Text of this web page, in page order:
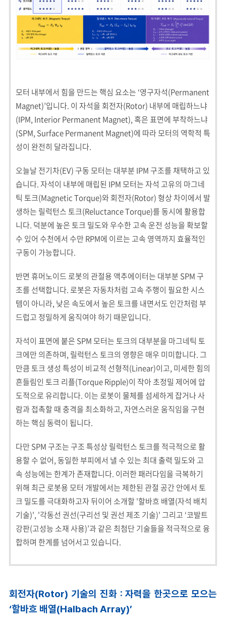
모터 내부에서 힘을 만드는 핵심 요소는 ‘영구자석(Permanent
Magnet)’입니다. 이 자석을 회전자(Rotor) 내부에 매립하느냐
(IPM, Interior Permanent Magnet), 혹은 표면에 부착하느냐
(SPM, Surface Permanent Magnet)에 따라 모터의 역학적 특
성이 완전히 달라집니다.
오늘날 전기차(EV) 구동 모터는 대부분 IPM 구조를 채택하고 있
습니다. 자석이 내부에 매립된 IPM 모터는 자석 고유의 마그네
틱 토크(Magnetic Torque)와 회전자(Rotor) 형상 차이에서 발
생하는 릴럭턴스 토크(Reluctance Torque)를 동시에 활용합
니다. 덕분에 높은 토크 밀도와 우수한 고속 운전 성능을 확보할
수 있어 수천에서 수만 RPM에 이르는 고속 영역까지 효율적인
구동이 가능합니다.
반면 휴머노이드 로봇의 관절용 액추에이터는 대부분 SPM 구
조를 선택합니다. 로봇은 자동차처럼 고속 주행이 필요한 시스
템이 아니라, 낮은 속도에서 높은 토크를 내면서도 인간처럼 부
드럽고 정밀하게 움직여야 하기 때문입니다.
자석이 표면에 붙은 SPM 모터는 토크의 대부분을 마그네틱 토
크에만 의존하며, 릴럭턴스 토크의 영향은 매우 미미합니다. 그
만큼 토크 생성 특성이 비교적 선형적(Linear)이고, 미세한 힘의
흔들림인 토크 리플(Torque Ripple)이 작아 초정밀 제어에 압
도적으로 유리합니다. 이는 로봇이 물체를 섬세하게 잡거나 사
람과 접촉할 때 충격을 최소화하고, 자연스러운 움직임을 구현
하는 핵심 동력이 됩니다.
다만 SPM 구조는 구조 특성상 릴럭턴스 토크를 적극적으로 활
용할 수 없어, 동일한 부피에서 낼 수 있는 최대 출력 밀도와 고
속 성능에는 한계가 존재합니다. 이러한 패러다임을 극복하기
위해 최근 로봇용 모터 개발에서는 제한된 관절 공간 안에서 토
크 밀도를 극대화하고자 뒤이어 소개할 '할바흐 배열(자석 배치
기술)', '각동선 권선(구리선 및 권선 제조 기술)' 그리고 ‘코발트
강판(고성능 소재 사용)’과 같은 최첨단 기술들을 적극적으로 융
합하며 한계를 넘어서고 있습니다.
회전자(Rotor) 기술의 진화 : 자력을 한곳으로 모으는
‘할바흐 배열(Halbach Array)’